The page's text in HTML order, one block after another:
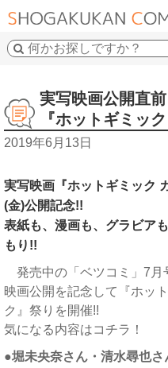
実写映画公開直
『ホットギミッ
2019年6月13日
実写映画『ホットギミック
(金)公開記念!!
表紙も、漫画も、グラビア
もり!!
発売中の「ベツコミ」7月
映画公開を記念して『ホッ
ク』祭りを開催!!
気になる内容はコチラ！
●堀未央奈さん・清水尋也さ